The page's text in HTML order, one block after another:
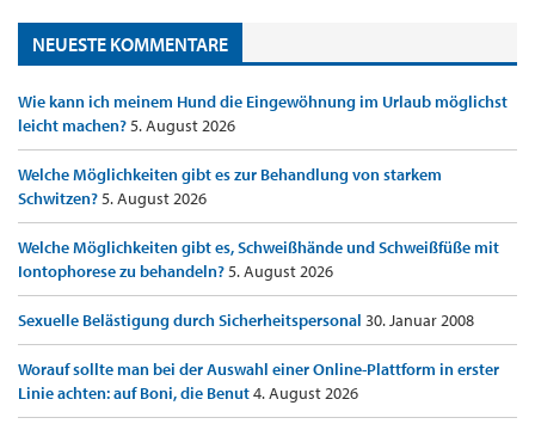
NEUESTE KOMMENTARE
Wie kann ich meinem Hund die Eingewöhnung im Urlaub möglichst
leicht machen?5. August 2026
Welche Möglichkeiten gibt es zur Behandlung von starkem
Schwitzen?5. August 2026
Welche Möglichkeiten gibt es, Schweißhände und Schweißfüße mit
Iontophorese zu behandeln?5. August 2026
Sexuelle Belästigung durch Sicherheitspersonal 30. Januar 2008
Worauf sollte man bei der Auswahl einer Online-Plattform in erster
Linie achten: auf Boni, die Benut4. August 2026